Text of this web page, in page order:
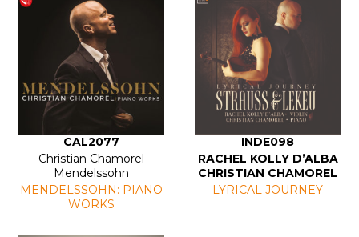
CAL2077
Christian Chamorel
Mendelssohn
MENDELSSOHN: PIANO
WORKS
INDE098
RACHEL KOLLY D’ALBA
CHRISTIAN CHAMOREL
LYRICAL JOURNEY